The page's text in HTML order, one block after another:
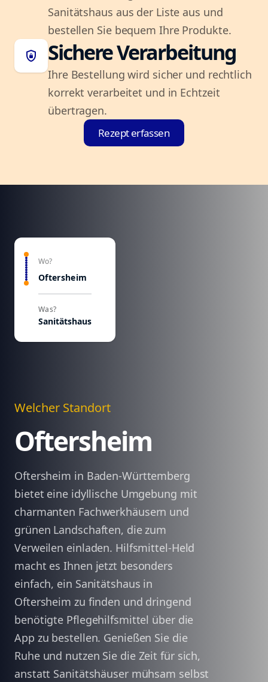
Sanitätshaus aus der Liste aus und
bestellen Sie bequem Ihre Produkte.
shield_lock Sichere Verarbeitung
Ihre Bestellung wird sicher und rechtlich
korrekt verarbeitet und in Echtzeit
übertragen.
Rezept erfassen
Wo?
Oftersheim
Was?
Sanitätshaus
Welcher Standort
Oftersheim
Oftersheim in Baden-Württemberg
bietet eine idyllische Umgebung mit
charmanten Fachwerkhäusern und
grünen Landschaften, die zum
Verweilen einladen. Hilfsmittel-Held
macht es Ihnen jetzt besonders
einfach, ein Sanitätshaus in
Oftersheim zu finden und dringend
benötigte Pflegehilfsmittel über die
App zu bestellen. Genießen Sie die
Ruhe und nutzen Sie die Zeit für sich,
anstatt Sanitätshäuser mühsam selbst